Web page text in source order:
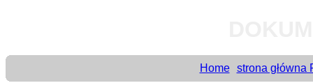
Home strona główna